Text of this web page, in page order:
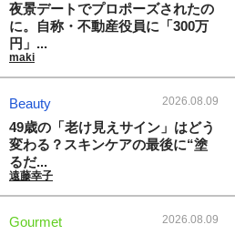
夜景デートでプロポーズされたの
に。自称・不動産役員に「300万
円」...
maki
Beauty 2026.08.09
49歳の「老け見えサイン」はどう
変わる？スキンケアの最後に“塗
るだ...
遠藤幸子
Gourmet 2026.08.09